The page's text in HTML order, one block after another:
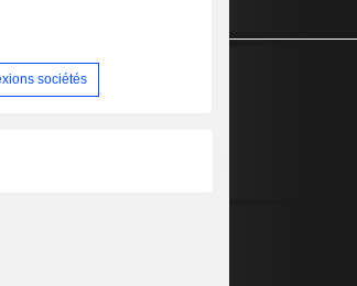
sociétés